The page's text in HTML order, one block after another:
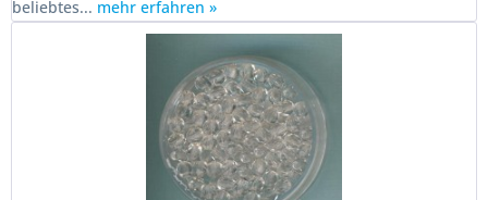
beliebtes... mehr erfahren »